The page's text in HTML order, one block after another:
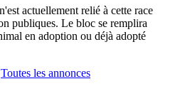
actuellement relié à cette race
publiques. Le bloc se remplira
en adoption ou déjà adopté
Toutes les annonces